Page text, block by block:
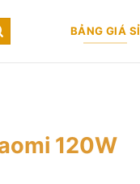
BẢNG GIÁ SỈ
120W